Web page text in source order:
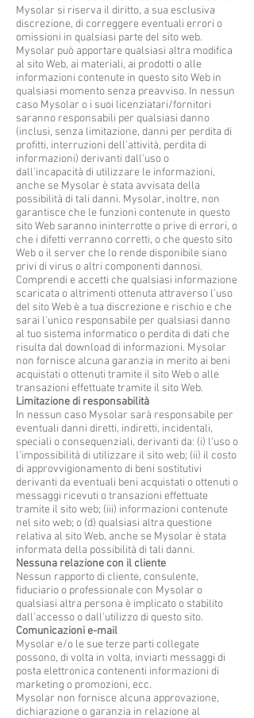
Mysolar si riserva il diritto, a sua esclusiva
discrezione, di correggere eventuali errori o
omissioni in qualsiasi parte del sito web.
Mysolar può apportare qualsiasi altra modifica
al sito Web, ai materiali, ai prodotti o alle
informazioni contenute in questo sito Web in
qualsiasi momento senza preavviso. In nessun
caso Mysolar o i suoi licenziatari/fornitori
saranno responsabili per qualsiasi danno
(inclusi, senza limitazione, danni per perdita di
profitti, interruzioni dell'attività, perdita di
informazioni) derivanti dall'uso o
dall'incapacità di utilizzare le informazioni,
anche se Mysolar è stata avvisata della
possibilità di tali danni. Mysolar, inoltre, non
garantisce che le funzioni contenute in questo
sito Web saranno ininterrotte o prive di errori, o
che i difetti verranno corretti, o che questo sito
Web o il server che lo rende disponibile siano
privi di virus o altri componenti dannosi.
Comprendi e accetti che qualsiasi informazione
scaricata o altrimenti ottenuta attraverso l'uso
del sito Web è a tua discrezione e rischio e che
sarai l'unico responsabile per qualsiasi danno
al tuo sistema informatico o perdita di dati che
risulta dal download di informazioni. Mysolar
non fornisce alcuna garanzia in merito ai beni
acquistati o ottenuti tramite il sito Web o alle
transazioni effettuate tramite il sito Web.
Limitazione di responsabilità
In nessun caso Mysolar sarà responsabile per
eventuali danni diretti, indiretti, incidentali,
speciali o consequenziali, derivanti da: (i) l'uso o
l'impossibilità di utilizzare il sito web; (ii) il costo
di approvvigionamento di beni sostitutivi
derivanti da eventuali beni acquistati o ottenuti o
messaggi ricevuti o transazioni effettuate
tramite il sito web; (iii) informazioni contenute
nel sito web; o (d) qualsiasi altra questione
relativa al sito Web, anche se Mysolar è stata
informata della possibilità di tali danni.
Nessuna relazione con il cliente
Nessun rapporto di cliente, consulente,
fiduciario o professionale con Mysolar o
qualsiasi altra persona è implicato o stabilito
dall'accesso o dall'utilizzo di questo sito.
Comunicazioni e-mail
Mysolar e/o le sue terze parti collegate
possono, di volta in volta, inviarti messaggi di
posta elettronica contenenti informazioni di
marketing o promozioni, ecc.
Mysolar non fornisce alcuna approvazione,
dichiarazione o garanzia in relazione al